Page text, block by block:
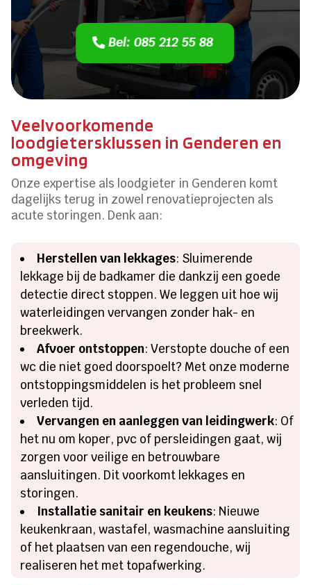
Bel: 085 212 55 88
Veelvoorkomende
loodgietersklussen in Genderen en
omgeving
Onze expertise als loodgieter in Genderen komt
dagelijks terug in zowel renovatieprojecten als
acute storingen. Denk aan:
Herstellen van lekkages: Sluimerende
lekkage bij de badkamer die dankzij een goede
detectie direct stoppen. We leggen uit hoe wij
waterleidingen vervangen zonder hak- en
breekwerk.
Afvoer ontstoppen: Verstopte douche of een
wc die niet goed doorspoelt? Met onze moderne
ontstoppingsmiddelen is het probleem snel
verleden tijd.
Vervangen en aanleggen van leidingwerk: Of
het nu om koper, pvc of persleidingen gaat, wij
zorgen voor veilige en betrouwbare
aansluitingen. Dit voorkomt lekkages en
storingen.
Installatie sanitair en keukens: Nieuwe
keukenkraan, wastafel, wasmachine aansluiting
of het plaatsen van een regendouche, wij
realiseren het met topafwerking.